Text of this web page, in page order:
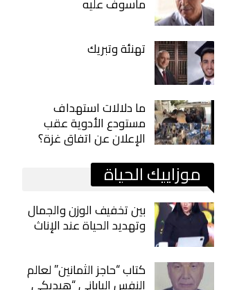
تهنئة وتبريك
ما دلالات استهداف
مستودع الأدوية عقب
الإعلان عن اتفاق غزة؟
موزاييك الحياة
بين تخفيف الوزن والجمال
وتهديد الحياة عند الإناث
كتاب “حاجز الثمانين” لعالم
النفس الياباني “هيديكي